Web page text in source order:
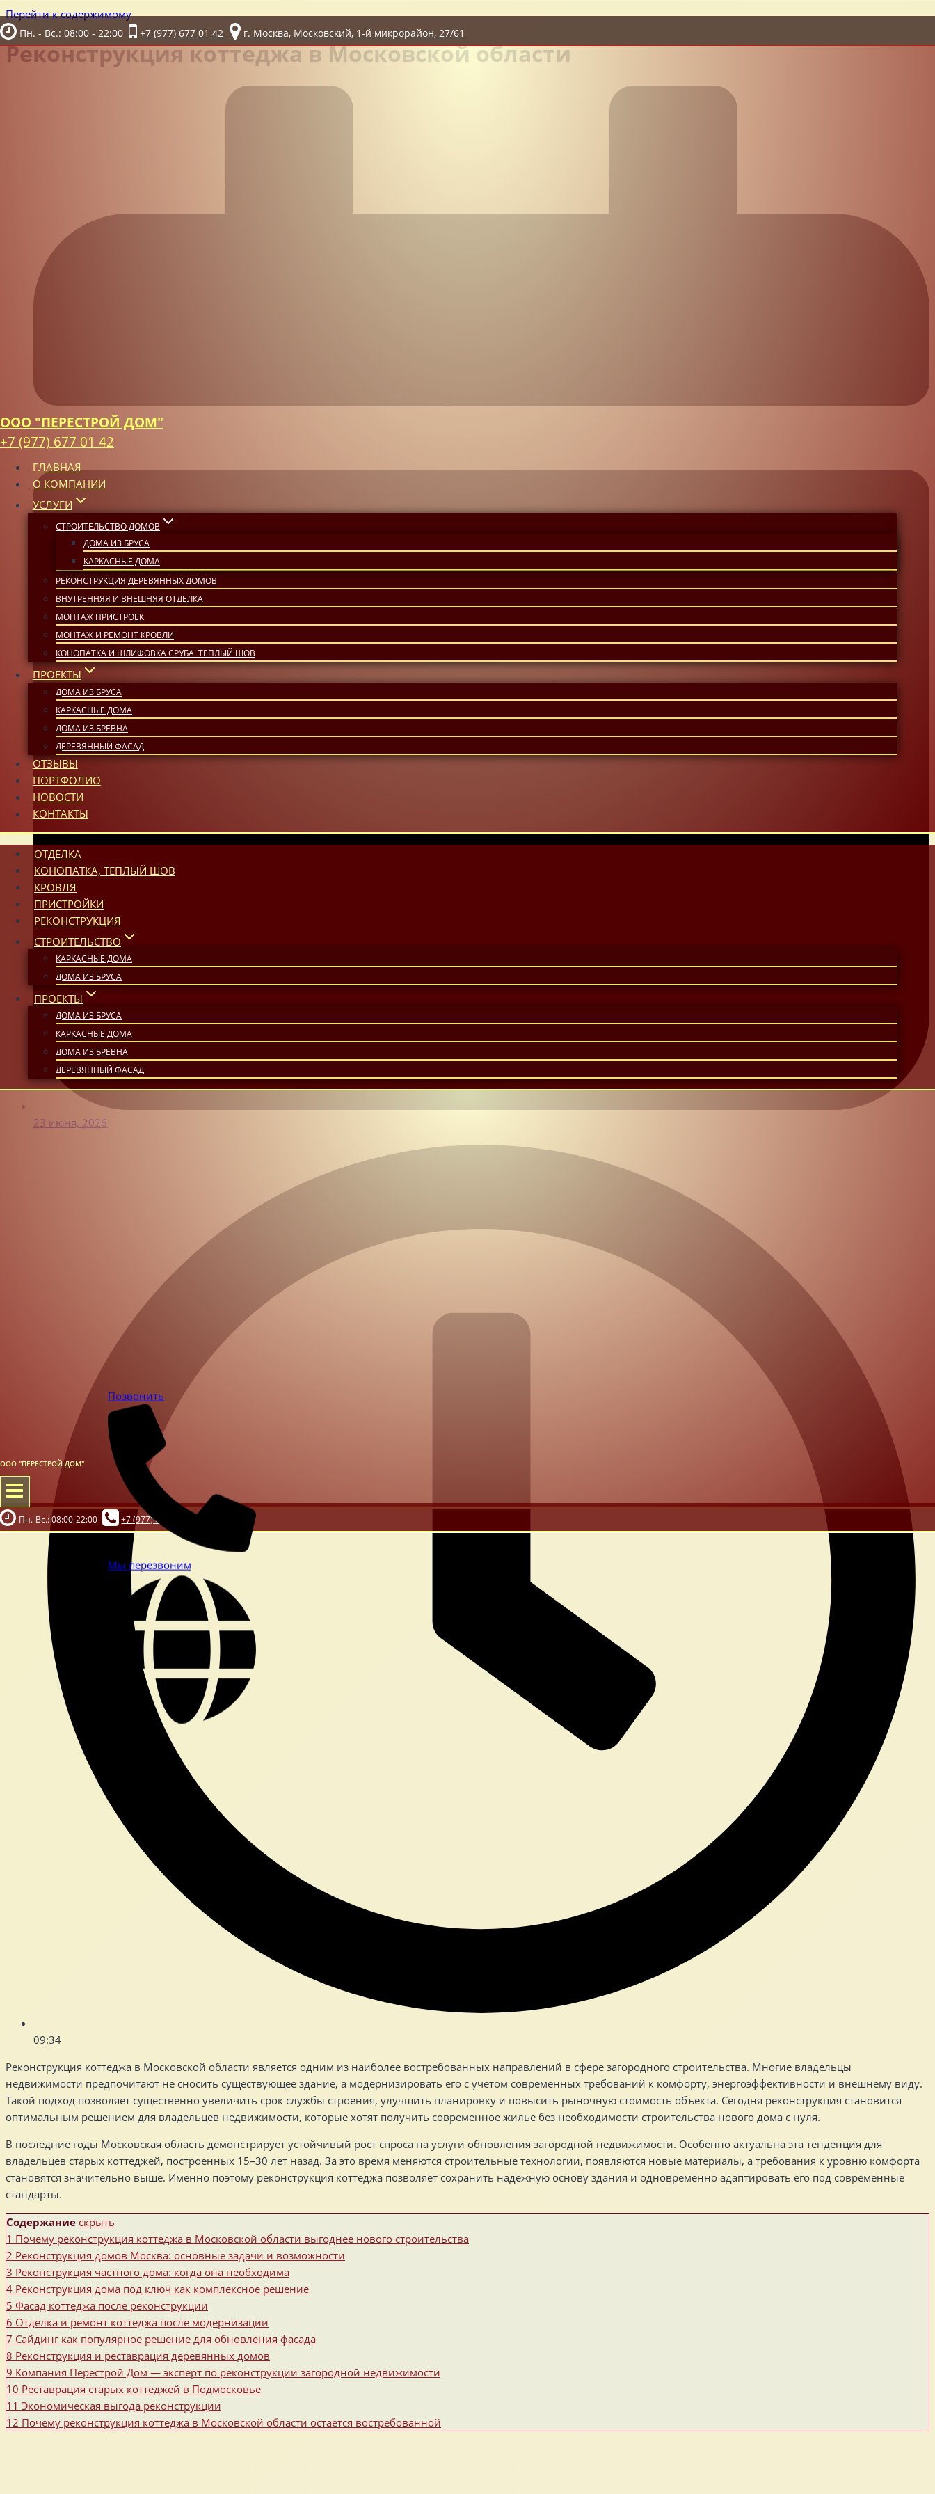
Перейти к содержимому
Пн. - Вс.: 08:00 - 22:00 +7 (977) 677 01 42 г. Москва, Московский, 1-й микрорайон, 27/61
ООО "ПЕРЕСТРОЙ ДОМ"
+7 (977) 677 01 42
ГЛАВНАЯ
О КОМПАНИИ
УСЛУГИ
СТРОИТЕЛЬСТВО ДОМОВ
ДОМА ИЗ БРУСА
КАРКАСНЫЕ ДОМА
РЕКОНСТРУКЦИЯ ДЕРЕВЯННЫХ ДОМОВ
ВНУТРЕННЯЯ И ВНЕШНЯЯ ОТДЕЛКА
МОНТАЖ ПРИСТРОЕК
МОНТАЖ И РЕМОНТ КРОВЛИ
КОНОПАТКА И ШЛИФОВКА СРУБА. ТЕПЛЫЙ ШОВ
ПРОЕКТЫ
ДОМА ИЗ БРУСА
КАРКАСНЫЕ ДОМА
ДОМА ИЗ БРЕВНА
ДЕРЕВЯННЫЙ ФАСАД
ОТЗЫВЫ
ПОРТФОЛИО
НОВОСТИ
КОНТАКТЫ
ОТДЕЛКА
КОНОПАТКА, ТЕПЛЫЙ ШОВ
КРОВЛЯ
ПРИСТРОЙКИ
РЕКОНСТРУКЦИЯ
СТРОИТЕЛЬСТВО
КАРКАСНЫЕ ДОМА
ДОМА ИЗ БРУСА
ПРОЕКТЫ
ДОМА ИЗ БРУСА
КАРКАСНЫЕ ДОМА
ДОМА ИЗ БРЕВНА
ДЕРЕВЯННЫЙ ФАСАД
ООО "ПЕРЕСТРОЙ ДОМ"
Пн.-Вс.: 08:00-22:00 +7 (977) 677 01 42
Реконструкция коттеджа в Московской области
23 июня, 2026
09:34
Реконструкция коттеджа в Московской области является одним из наиболее востребованных направлений в сфере загородного строительства. Многие владельцы
недвижимости предпочитают не сносить существующее здание, а модернизировать его с учетом современных требований к комфорту, энергоэффективности и внешнему виду.
Такой подход позволяет существенно увеличить срок службы строения, улучшить планировку и повысить рыночную стоимость объекта. Сегодня реконструкция становится
оптимальным решением для владельцев недвижимости, которые хотят получить современное жилье без необходимости строительства нового дома с нуля.
В последние годы Московская область демонстрирует устойчивый рост спроса на услуги обновления загородной недвижимости. Особенно актуальна эта тенденция для
владельцев старых коттеджей, построенных 15–30 лет назад. За это время меняются строительные технологии, появляются новые материалы, а требования к уровню комфорта
становятся значительно выше. Именно поэтому реконструкция коттеджа позволяет сохранить надежную основу здания и одновременно адаптировать его под современные
стандарты.
Содержание скрыть
1 Почему реконструкция коттеджа в Московской области выгоднее нового строительства
2 Реконструкция домов Москва: основные задачи и возможности
3 Реконструкция частного дома: когда она необходима
4 Реконструкция дома под ключ как комплексное решение
5 Фасад коттеджа после реконструкции
6 Отделка и ремонт коттеджа после модернизации
7 Сайдинг как популярное решение для обновления фасада
8 Реконструкция и реставрация деревянных домов
9 Компания Перестрой Дом — эксперт по реконструкции загородной недвижимости
10 Реставрация старых коттеджей в Подмосковье
11 Экономическая выгода реконструкции
12 Почему реконструкция коттеджа в Московской области остается востребованной
Позвонить
Мы перезвоним